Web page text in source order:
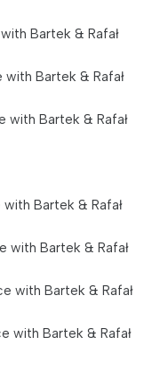
Bartek & Rafał
Bartek & Rafał
with Bartek & Rafał
Bartek & Rafał
with Bartek & Rafał
with Bartek & Rafał
with Bartek & Rafał